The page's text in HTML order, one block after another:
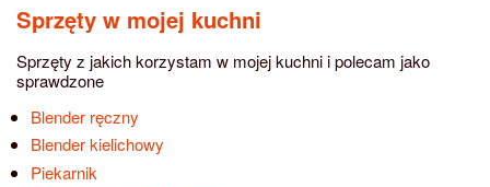
Sprzęty w mojej kuchni
Sprzęty z jakich korzystam w mojej kuchni i polecam jako
sprawdzone
Blender ręczny
Blender kielichowy
Piekarnik